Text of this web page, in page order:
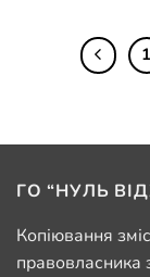
1
ГО “НУЛЬ
Копіювання
правовласника